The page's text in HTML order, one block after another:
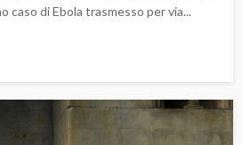
caso di Ebola trasmesso per via...